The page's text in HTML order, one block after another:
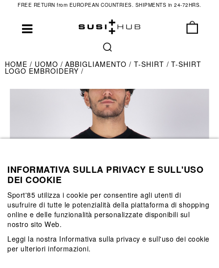
FREE RETURN from EUROPEAN COUNTRIES. SHIPMENTS in 24-72HRS.
HOME UOMO ABBIGLIAMENTO T-SHIRT T-SHIRT
LOGO EMBROIDERY
INFORMATIVA SULLA PRIVACY E SULL'USO
DEI COOKIE
Sport'85 utilizza i cookie per consentire agli utenti di
usufruire di tutte le potenzialità della piattaforma di shopping
online e delle funzionalità personalizzate disponibili sul
nostro sito Web.
Leggi la nostra Informativa sulla privacy e sull'uso dei cookie
per ulteriori informazioni.